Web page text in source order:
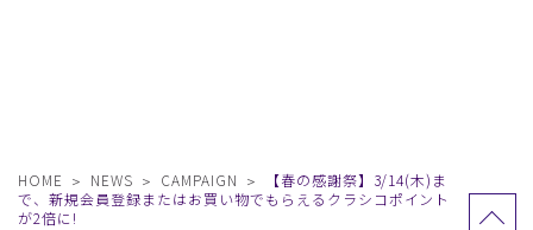
HOME NEWS CAMPAIGN
【春の感謝祭】3/14(木)ま
で、新規会員登録またはお買い物でもらえるクラシコポイント
が2倍に!